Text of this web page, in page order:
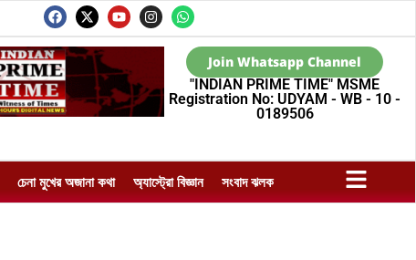
Join Whatsapp Channel
"INDIAN PRIME TIME" MSME
Registration No: UDYAM - WB - 10 -
0189506
চেনা মুখের অজানা কথা অ্যাস্ট্রো বিজ্ঞান সংবাদ ঝলক